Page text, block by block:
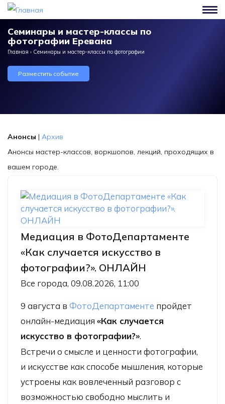
Перейти к основному содержанию
Семинары и мастер-классы по
фотографии Еревана
Главная › Семинары и мастер-классы по фотографии
Разместить событие
Анонсы | Архив
Анонсы мастер-классов, воркшопов, лекций, проходящих в
вашем городе.
Медиация в ФотоДепартаменте
«Как случается искусство в
фотографии?». ОНЛАЙН
Все города, 09.08.2026, 11:00
9 августа в ФотоДепартаменте пройдет
онлайн-медиация «Как случается
искусство в фотографии?».
Встречи о смысле и ценности фотографии,
и искусстве как способе мышления, которые
устроены как вовлеченный разговор с
возможностью свободно мыслить и